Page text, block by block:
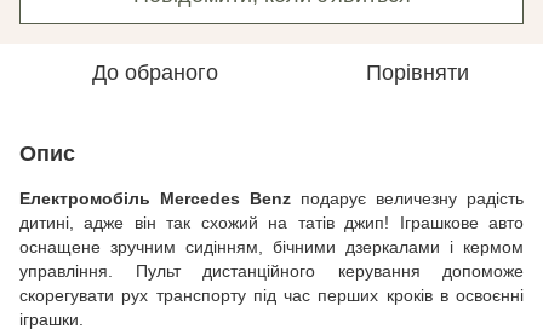
До обраного Порівняти
Опис
Електромобіль Mercedes Benz подарує величезну радість
дитині, адже він так схожий на татів джип! Іграшкове авто
оснащене зручним сидінням, бічними дзеркалами і кермом
управління. Пульт дистанційного керування допоможе
скорегувати рух транспорту під час перших кроків в освоєнні
іграшки.